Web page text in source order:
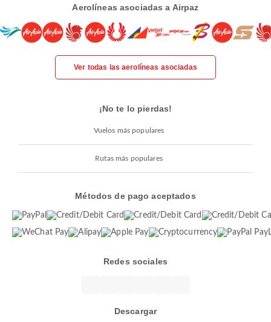
Aerolíneas asociadas a Airpaz
Ver todas las aerolíneas asociadas
¡No te lo pierdas!
Vuelos más populares
Rutas más populares
Métodos de pago aceptados
Redes sociales
Descargar